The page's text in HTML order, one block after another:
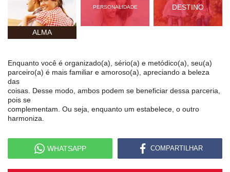
ALMA
PERSONALIDADE DESTINO
Enquanto você é organizado(a), sério(a) e metódico(a), seu(a)
parceiro(a) é mais familiar e amoroso(a), apreciando a beleza
das
coisas. Desse modo, ambos podem se beneficiar dessa parceria,
pois se
complementam. Ou seja, enquanto um estabelece, o outro
harmoniza.
WHATSAPP COMPARTILHAR